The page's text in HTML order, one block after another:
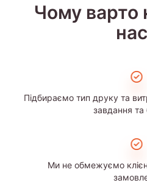
Чому варто
Підбираємо тип друку та
завдання
Ми не обмежуємо